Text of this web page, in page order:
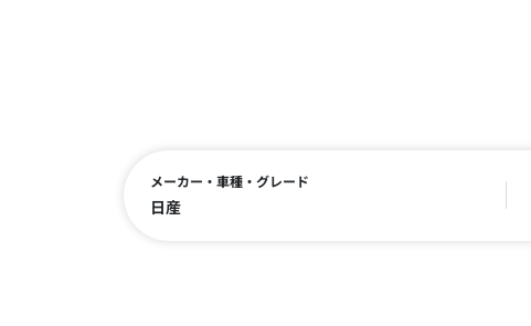
メーカー・車種・グレード
日産